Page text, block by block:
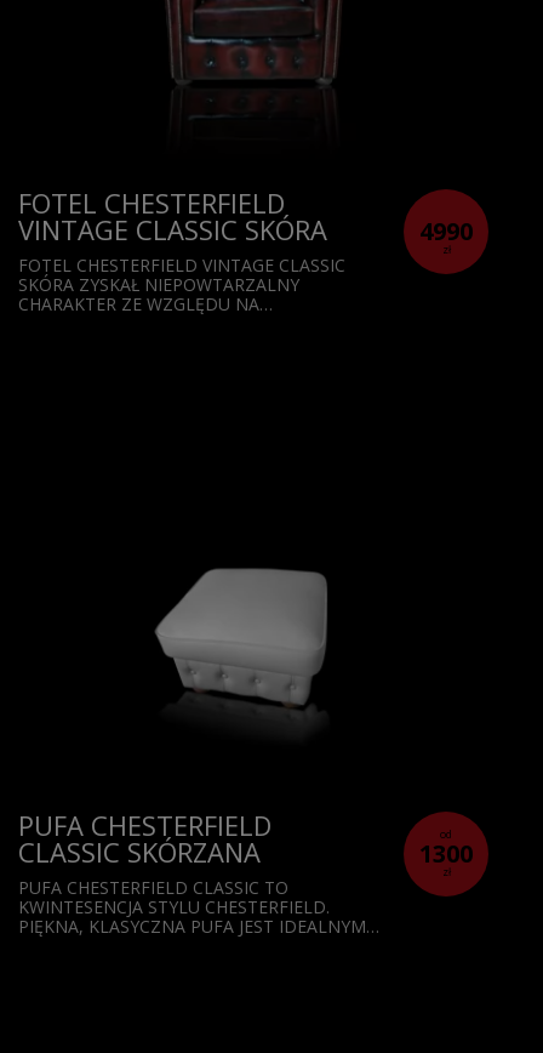
4990
zł
FOTEL CHESTERFIELD
VINTAGE CLASSIC SKÓRA
FOTEL CHESTERFIELD VINTAGE CLASSIC
SKÓRA ZYSKAŁ NIEPOWTARZALNY
CHARAKTER ZE WZGLĘDU NA…
od
1300
zł
PUFA CHESTERFIELD
CLASSIC SKÓRZANA
PUFA CHESTERFIELD CLASSIC TO
KWINTESENCJA STYLU CHESTERFIELD.
PIĘKNA, KLASYCZNA PUFA JEST IDEALNYM…